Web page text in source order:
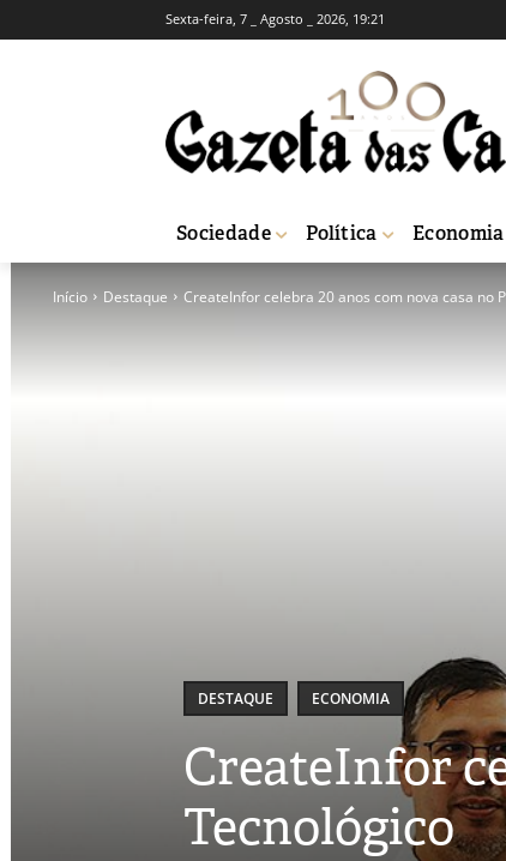
Sexta-feira, 7 _ Agosto _ 2026, 19:21
Sociedade Política Economia
Início Destaque CreateInfor celebra 20 anos com nova casa no
DESTAQUE ECONOMIA
CreateInfor
Tecnológico